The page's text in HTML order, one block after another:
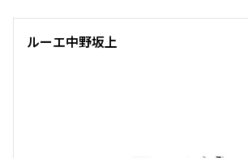
ルーエ中野坂上